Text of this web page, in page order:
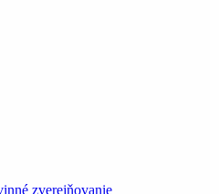
zverejňovanie